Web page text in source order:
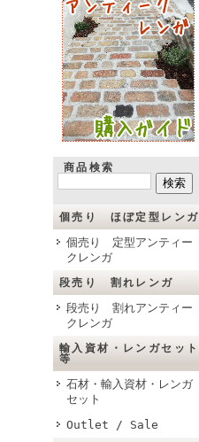
商品検索
個売り ほぼ定型レンガ
個売り 定型アンティー
クレンガ
段売り 割れレンガ
段売り 割れアンティー
クレンガ
輸入資材・レンガセット
等
石材・輸入資材・レンガ
セット
Outlet / Sale